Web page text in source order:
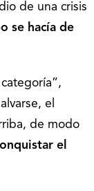
de una crisis
se hacía de
el
de modo
el